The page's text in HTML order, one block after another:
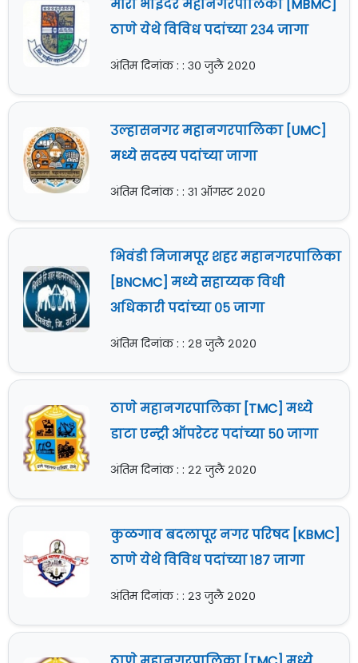
मीरा भाईंदर महानगरपालिका [MBMC]
ठाणे येथे विविध पदांच्या २३४ जागा
अंतिम दिनांक : : ३० जुलै २०२०
उल्हासनगर महानगरपालिका [UMC]
मध्ये सदस्य पदांच्या जागा
अंतिम दिनांक : : ३१ ऑगस्ट २०२०
भिवंडी निजामपूर शहर महानगरपालिका
[BNCMC] मध्ये सहाय्यक विधी
अधिकारी पदांच्या ०५ जागा
अंतिम दिनांक : : २८ जुलै २०२०
ठाणे महानगरपालिका [TMC] मध्ये
डाटा एन्ट्री ऑपरेटर पदांच्या ५० जागा
अंतिम दिनांक : : २२ जुलै २०२०
कुळगाव बदलापूर नगर परिषद [KBMC]
ठाणे येथे विविध पदांच्या १८७ जागा
अंतिम दिनांक : : २३ जुलै २०२०